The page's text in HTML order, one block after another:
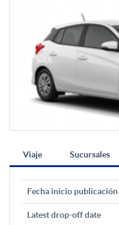
Viaje Sucursales
Fecha inicio publicación
Latest drop-off date